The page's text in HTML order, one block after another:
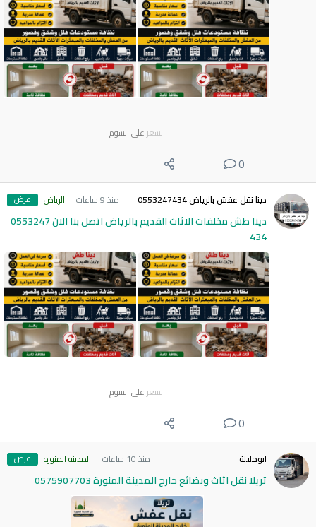
السعر على السوم
0
دينا نقل عفش بالرياض 0553247434 منذ 9 ساعات الرياض عرض
دينا طش مخلفات الاثاث القديم بالرياض اتصل بنا الان 0553247
434
السعر على السوم
0
ابوجليلة منذ 10 ساعات المدينه المنوره عرض
تريلا نقل اثاث وبضائع خارج المدينة المنورة 0575907703